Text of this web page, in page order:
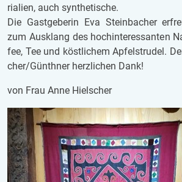
ri­a­li­en, auch syn­the­ti­sche.
Die Gast­ge­be­rin Eva Stein­ba­cher
zum Aus­klang des hoch­in­ter­es­san­ten
fee, Tee und köst­li­chem Ap­fel­stru­del.
cher/Gün­th­ner herz­li­chen Dank!
von Frau Anne Hiel­scher